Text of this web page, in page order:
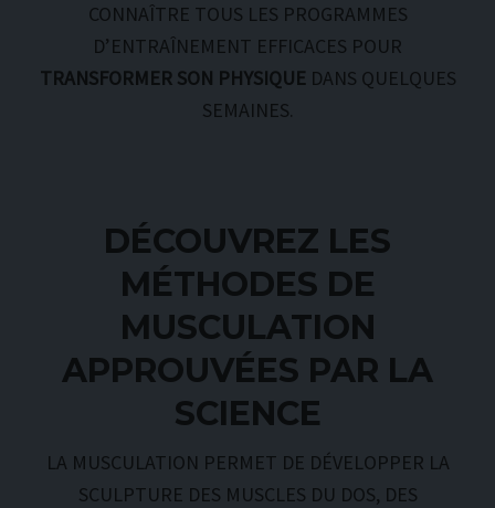
CONNAÎTRE TOUS LES PROGRAMMES
D’ENTRAÎNEMENT EFFICACES POUR
TRANSFORMER SON PHYSIQUE DANS QUELQUES
SEMAINES.
DÉCOUVREZ LES
MÉTHODES DE
MUSCULATION
APPROUVÉES PAR LA
SCIENCE
LA MUSCULATION PERMET DE DÉVELOPPER LA
SCULPTURE DES MUSCLES DU DOS, DES